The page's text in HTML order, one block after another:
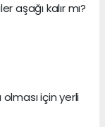
aşağı kalır mı?
olması için yerli